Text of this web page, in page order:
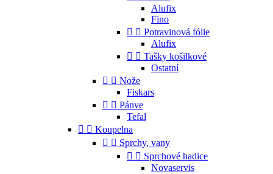
Alufix
Fino
  Potravinová fólie
Alufix
  Tašky košilkové
Ostatní
  Nože
Fiskars
  Pánve
Tefal
  Koupelna
  Sprchy, vany
  Sprchové hadice
Novaservis